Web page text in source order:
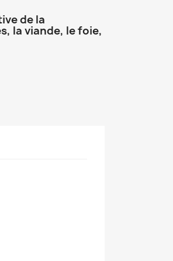
de la
la viande, le foie,